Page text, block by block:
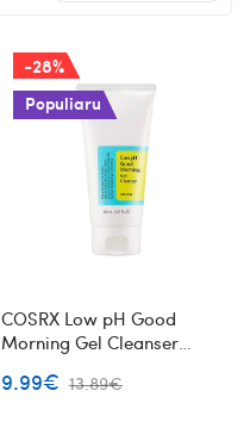
-28%
Populiaru
COSRX Low pH Good
Morning Gel Cleanser
prausiklis
9.99€ 13.89€